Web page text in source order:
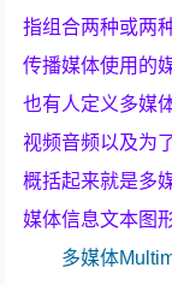
指组合两种或两
传播媒体使用的
也有人定义多媒
视频音频以及为
概括起来就是多
媒体信息文本图
多媒体